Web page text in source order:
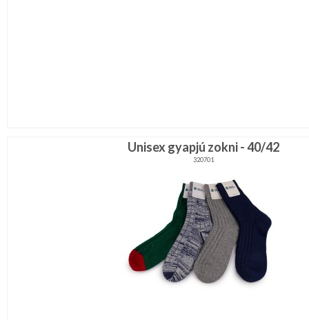
Unisex gyapjú zokni - 40/42
320701